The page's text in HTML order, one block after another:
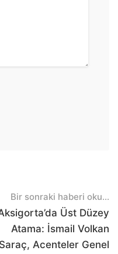
Bir sonraki haberi oku...
Üst Düzey
Atama: İsmail Volkan
Saraç, Acenteler Genel